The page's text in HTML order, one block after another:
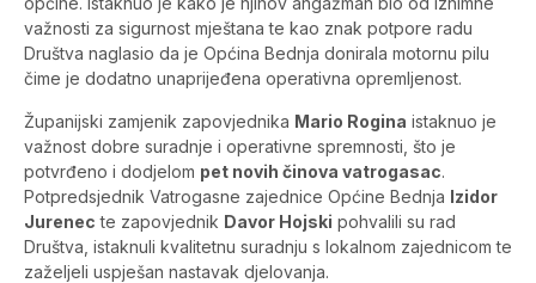
važnosti za sigurnost mještana te kao znak potpore radu
Društva naglasio da je Općina Bednja donirala motornu pilu
čime je dodatno unaprijeđena operativna opremljenost.
Županijski zamjenik zapovjednika Mario Rogina istaknuo je
važnost dobre suradnje i operativne spremnosti, što je
potvrđeno i dodjelom pet novih činova vatrogasac.
Potpredsjednik Vatrogasne zajednice Općine Bednja Izidor
Jurenec te zapovjednik Davor Hojski pohvalili su rad
Društva, istaknuli kvalitetnu suradnju s lokalnom zajednicom te
zaželjeli uspješan nastavak djelovanja.